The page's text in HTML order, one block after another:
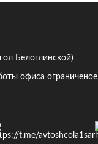
Белоглинской)
офиса